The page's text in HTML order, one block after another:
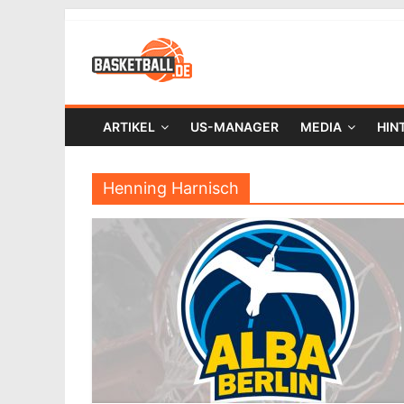
ARTIKEL US-MANAGER MEDIA
Henning Harnisch